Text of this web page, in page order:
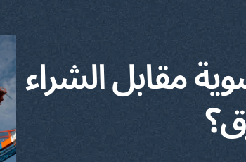
مقابل الشراء